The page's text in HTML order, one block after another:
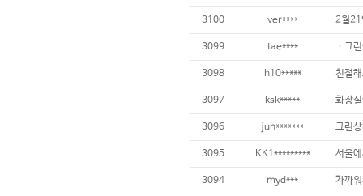
3100 ver****
3099 tae****
3098 h10***** 친절
3097 ksk*****
3096 jun*******
3095 KK1*********
3094 myd***